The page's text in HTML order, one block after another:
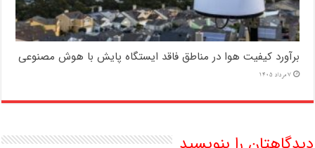
برآورد کیفیت هوا در مناطق فاقد ایستگاه پایش با هوش مصنوعی
7 مرداد 1405